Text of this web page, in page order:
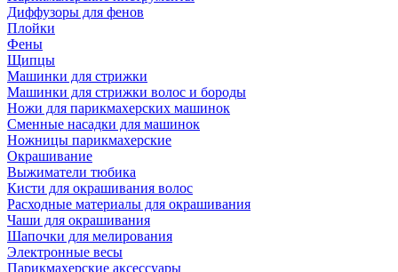
Диффузоры для фенов
Плойки
Фены
Щипцы
Машинки для стрижки
Машинки для стрижки волос и бороды
Ножи для парикмахерских машинок
Сменные насадки для машинок
Ножницы парикмахерские
Окрашивание
Выжиматели тюбика
Кисти для окрашивания волос
Расходные материалы для окрашивания
Чаши для окрашивания
Шапочки для мелирования
Электронные весы
Парикмахерские аксессуары